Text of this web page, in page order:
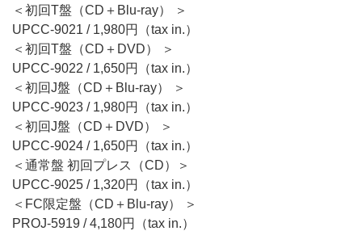
＜初回T盤（CD＋Blu-ray） ＞
UPCC-9021 / 1,980円（tax in.）
＜初回T盤（CD＋DVD） ＞
UPCC-9022 / 1,650円（tax in.）
＜初回J盤（CD＋Blu-ray） ＞
UPCC-9023 / 1,980円（tax in.）
＜初回J盤（CD＋DVD） ＞
UPCC-9024 / 1,650円（tax in.）
＜通常盤 初回プレス（CD）＞
UPCC-9025 / 1,320円（tax in.）
＜FC限定盤（CD＋Blu-ray） ＞
PROJ-5919 / 4,180円（tax in.）